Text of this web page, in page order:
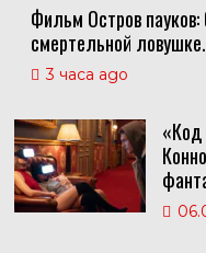
Фильм Остров пауков:
смертельной ловушке.
3 часа ago
«Код